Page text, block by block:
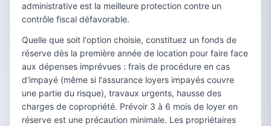
administrative est la meilleure protection contre un
contrôle fiscal défavorable.
Quelle que soit l'option choisie, constituez un fonds de
réserve dès la première année de location pour faire face
aux dépenses imprévues : frais de procédure en cas
d'impayé (même si l'assurance loyers impayés couvre
une partie du risque), travaux urgents, hausse des
charges de copropriété. Prévoir 3 à 6 mois de loyer en
réserve est une précaution minimale. Les propriétaires